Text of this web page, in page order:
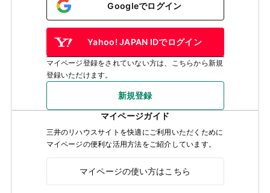
Googleでログイン
Yahoo! JAPAN IDでログイン
マイページ登録をされていない方は、こちらから新規
登録いただけます。
新規登録
マイページガイド
三井のリハウスサイトを快適にご利用いただくために
マイページの便利な活用方法をご紹介しています。
マイページの使い方はこちら